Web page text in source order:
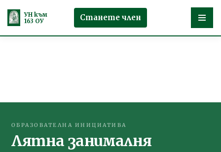
УН към
163 ОУ
Станете член
ОБРАЗОВАТЕЛНА ИНИЦИАТИВА
Лятна занималня